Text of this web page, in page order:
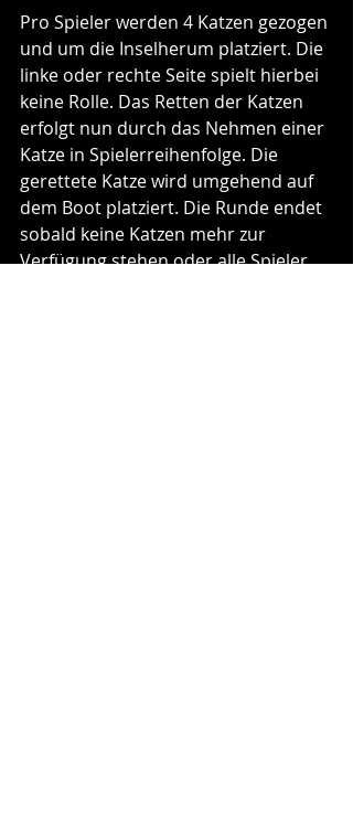
Pro Spieler werden 4 Katzen gezogen
und um die Inselherum platziert. Die
linke oder rechte Seite spielt hierbei
keine Rolle. Das Retten der Katzen
erfolgt nun durch das Nehmen einer
Katze in Spielerreihenfolge. Die
gerettete Katze wird umgehend auf
dem Boot platziert. Die Runde endet
sobald keine Katzen mehr zur
Verfügung stehen oder alle Spieler